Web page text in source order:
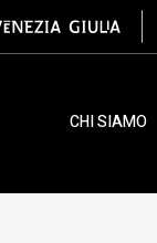
CHI SIAMO